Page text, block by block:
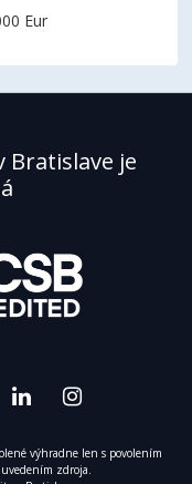
Eur
Bratislave je
výhradne len s povolením
zdroja.